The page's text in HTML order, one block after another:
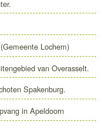
Lochem)
van Overasselt.
Spakenburg.
in Apeldoorn